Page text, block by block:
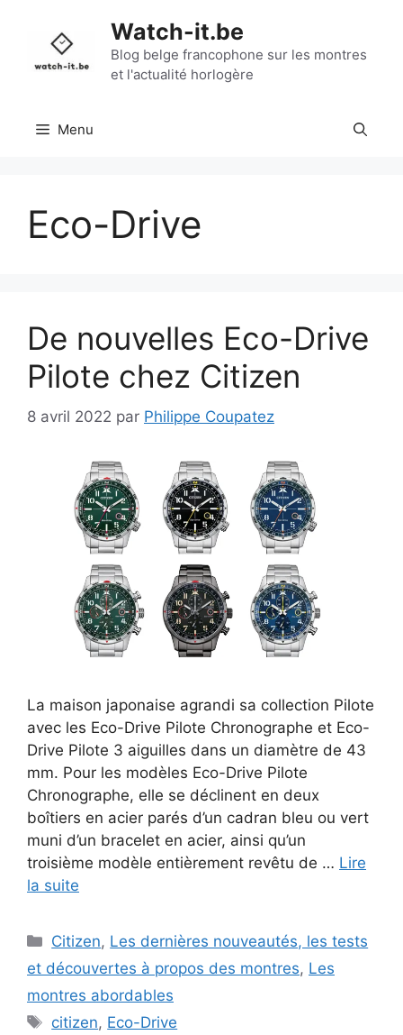
contenu
Watch-it.be
Blog belge francophone sur les montres
et l'actualité horlogère
Menu
Eco-Drive
De nouvelles Eco-Drive
Pilote chez Citizen
8 avril 2022 par Philippe Coupatez
La maison japonaise agrandi sa collection Pilote
avec les Eco-Drive Pilote Chronographe et Eco-
Drive Pilote 3 aiguilles dans un diamètre de 43
mm. Pour les modèles Eco-Drive Pilote
Chronographe, elle se déclinent en deux
boîtiers en acier parés d’un cadran bleu ou vert
muni d’un bracelet en acier, ainsi qu’un
troisième modèle entièrement revêtu de … Lire
la suite
Catégories
Citizen, Les dernières nouveautés, les tests
et découvertes à propos des montres, Les
montres abordables
Étiquettes
citizen, Eco-Drive